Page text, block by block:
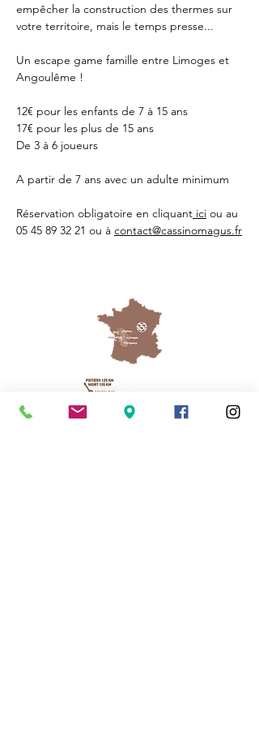
empêcher la construction des thermes sur
votre territoire, mais le temps presse...
Un escape game famille entre Limoges et
Angoulême !
12€ pour les enfants de 7 à 15 ans
17€ pour les plus de 15 ans
De 3 à 6 joueurs
A partir de 7 ans avec un adulte minimum
Réservation obligatoire en cliquant ici ou au
05 45 89 32 21 ou à contact@cassinomagus.fr